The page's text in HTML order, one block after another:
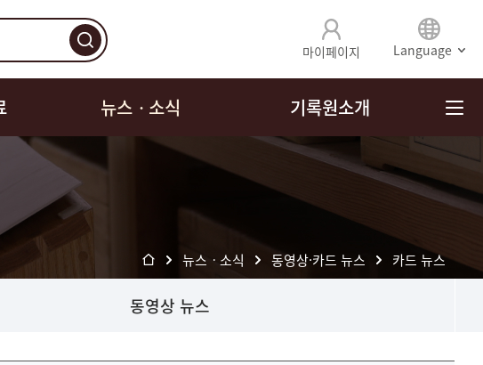
마이페이지 Language
뉴스ㆍ소식 기록원소개
뉴스ㆍ소식 동영상·카드 뉴스 카드 뉴스
동영상 뉴스